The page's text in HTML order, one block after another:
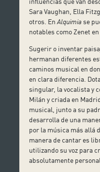
Sara Vaughan, Ella
otros. EnAlquimiase
notables como Zenet en
Sugerir o inventar
hermanan diferentes
caminos musical en
en clara diferencia.
singular, la vocalista y
Milán y criada en
musical, junto a su
desarrolla de una
por la música más allá
manera de cantar es
utilizando su voz para
absolutamente personal.